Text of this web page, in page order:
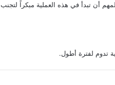
أن تبدأ في هذه العملية مبكراً
تدوم لفترة أطول.